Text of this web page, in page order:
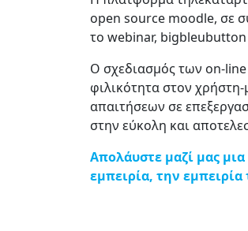
open source moodle, σε
το webinar, bigbleubutton
Ο σχεδιασμός των on-
φιλικότητα στον
απαιτήσεων σε
στην εύκολη και
Απολάυστε μαζί μας
εμπειρία, την